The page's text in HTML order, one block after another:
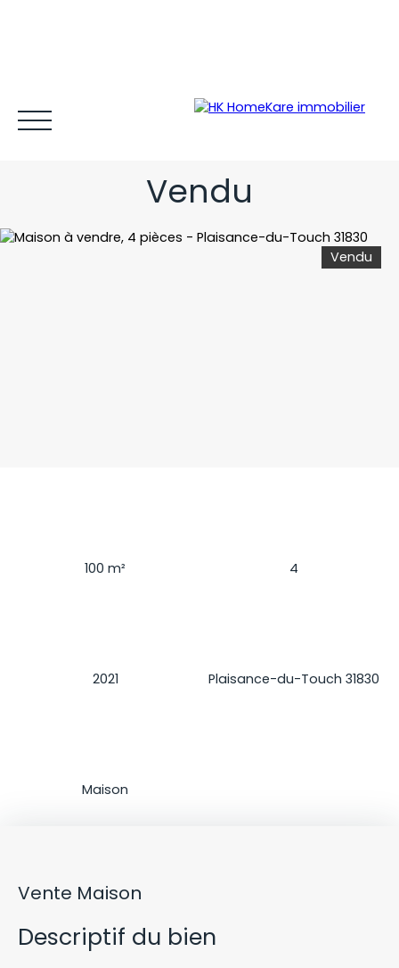
Gestion locative
MAISON RÉCENTE DE PLAIN-
Vendu
Vendu
100m²
4
2021
Plaisance-du-Touch 31830
Maison
Vente Maison
Descriptif du bien